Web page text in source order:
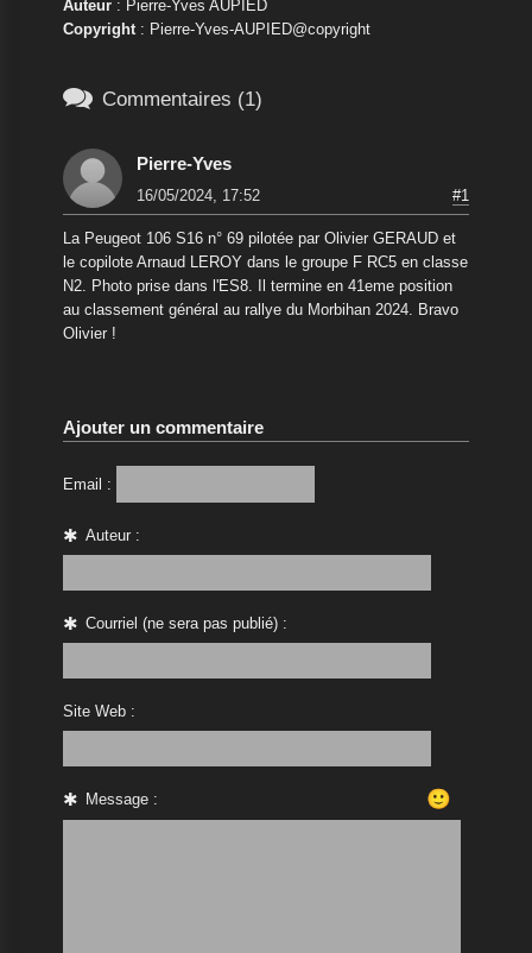
Auteur: Pierre-Yves AUPIED
Copyright: Pierre-Yves-AUPIED@copyright
 Commentaires (1)
Pierre-Yves
16/05/2024, 17:52 #1
La Peugeot 106 S16 n° 69 pilotée par Olivier GERAUD et
le copilote Arnaud LEROY dans le groupe F RC5 en classe
N2. Photo prise dans l'ES8. Il termine en 41eme position
au classement général au rallye du Morbihan 2024. Bravo
Olivier !
Ajouter un commentaire
Email :
Auteur :
Courriel (ne sera pas publié) :
Site Web :
Message : 🙂